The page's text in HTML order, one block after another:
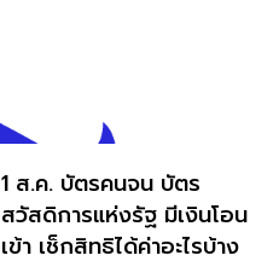
1 ส.ค. บัตรคนจน บัตร
สวัสดิการแห่งรัฐ มีเงินโอน
เข้า เช็กสิทธิได้ค่าอะไรบ้าง